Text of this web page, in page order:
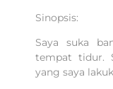
Sinopsis:
Saya suka
tempat tidur.
yang saya